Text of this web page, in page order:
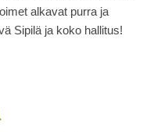
alkavat purra ja
Sipilä ja koko hallitus!